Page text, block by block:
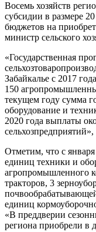
Восемь хозяйств
субсидии в размере
бюджетов на
министр сельского
«Государственная
Забайкалье с 2017
150
текущем году сумма
оборудование и
2020 года выплаты
сельхозпредприятий»,
Отметим, что с
единиц техники и
агропромышленного
тракторов, 3
единиц
«В преддверии
региона приобрели в